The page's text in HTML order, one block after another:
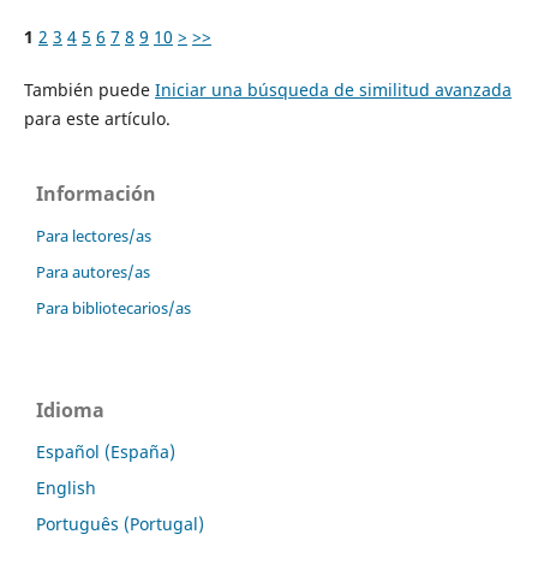
1 2 3 4 5 6 7 8 9 10 > >>
También puede Iniciar una búsqueda de similitud avanzada
para este artículo.
Información
Para lectores/as
Para autores/as
Para bibliotecarios/as
Idioma
Español (España)
English
Português (Portugal)